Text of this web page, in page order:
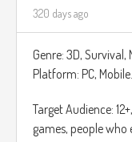
320 days ago
Genre: 3D,
Platform: PC, Mobile.
Target Audience:
games, people